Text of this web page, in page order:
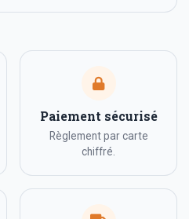
Paiement sécurisé
Règlement par carte
chiffré.